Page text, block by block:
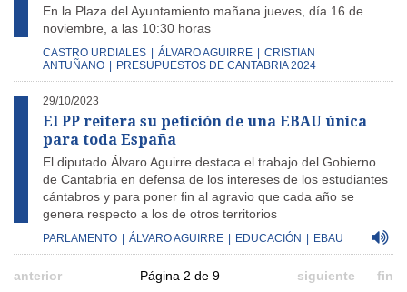
En la Plaza del Ayuntamiento mañana jueves, día 16 de
noviembre, a las 10:30 horas
CASTRO URDIALES ÁLVARO AGUIRRE
CRISTIAN
ANTUÑANO
PRESUPUESTOS DE CANTABRIA 2024
29/10/2023
El PP reitera su petición de una EBAU única
para toda España
El diputado Álvaro Aguirre destaca el trabajo del Gobierno
de Cantabria en defensa de los intereses de los estudiantes
cántabros y para poner fin al agravio que cada año se
genera respecto a los de otros territorios
PARLAMENTO ÁLVARO AGUIRRE EDUCACIÓN EBAU
anterior Página 2 de 9 siguiente fin